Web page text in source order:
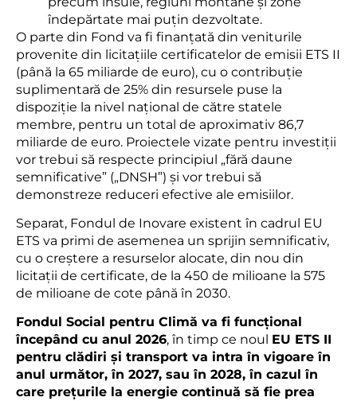
îndepărtate mai puțin dezvoltate.
O parte din Fond va fi finanțată din veniturile
provenite din licitațiile certificatelor de emisii ETS II
(până la 65 miliarde de euro), cu o contribuție
suplimentară de 25% din resursele puse la
dispoziție la nivel național de către statele
membre, pentru un total de aproximativ 86,7
miliarde de euro. Proiectele vizate pentru investiții
vor trebui să respecte principiul „fără daune
semnificative” („DNSH”) și vor trebui să
demonstreze reduceri efective ale emisiilor.
Separat, Fondul de Inovare existent în cadrul EU
ETS va primi de asemenea un sprijin semnificativ,
cu o creștere a resurselor alocate, din nou din
licitații de certificate, de la 450 de milioane la 575
de milioane de cote până în 2030.
Fondul Social pentru Climă va fi funcțional
începând cu anul 2026, în timp ce noul EU ETS II
pentru clădiri și transport va intra în vigoare în
anul următor, în 2027, sau în 2028, în cazul în
care prețurile la energie continuă să fie prea